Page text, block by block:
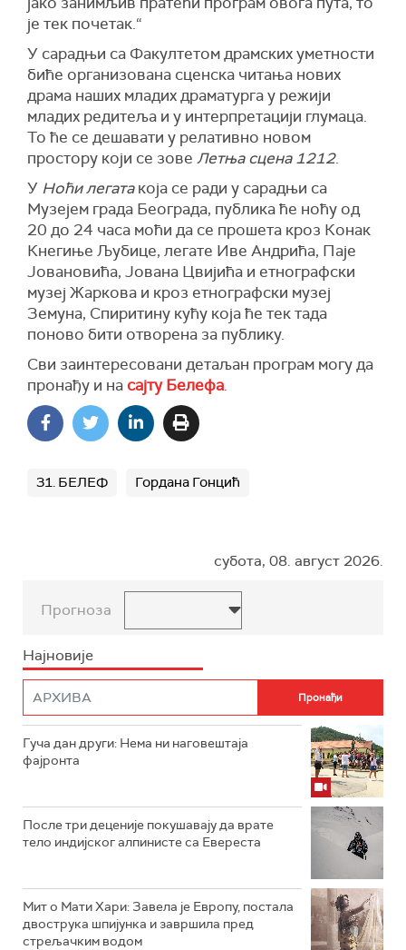
је тек почетак.“
У сарадњи са Факултетом драмских уметности
биће организована сценска читања нових
драма наших младих драматурга у режији
младих редитеља и у интерпретацији глумаца.
То ће се дешавати у релативно новом
простору који се зове Летња сцена 1212.
У Ноћилегатакоја се ради у сарадњи са
Музејем града Београда, публикаће ноћу од
20 до 24 часа моћи да се прошета кроз Конак
Кнегиње Љубице, легате Иве Андрића, Паје
Јовановића, Јована Цвијића и етнографски
музеј Жаркова и кроз етнографски музеј
Земуна, Спиритину кућу која ће тек тада
поново бити отворена за публику.
Сви заинтересовани детаљан програм могу да
пронађу и на сајту Белефа.
31. БЕЛЕФ Гордана Гонцић
субота, 08. август 2026.
Прогноза
Најновије
Гуча дан други: Нема ни наговештаја
фајронта
После три деценије покушавају да врате
тело индијског алпинисте са Евереста
Мит о Мати Хари: Завела је Европу, постала
двострука шпијунка и завршила пред
стрељачким водом